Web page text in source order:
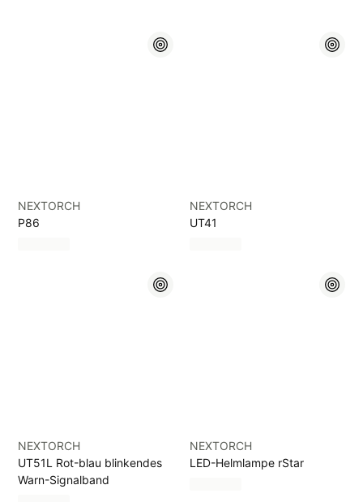
NEXTORCH
P86
NEXTORCH
UT41
NEXTORCH
UT51L Rot-blau blinkendes
Warn-Signalband
NEXTORCH
LED-Helmlampe rStar